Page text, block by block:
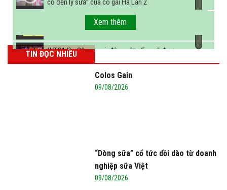
cỏ đến ly sữa” của cô gái Hà Lan 2
FBNC - Ngành sữa hướng tới mục tiêu 3,4 tỷ lít
sữa vào năm 2025
(VTC14) - Sữa ngoại, động vật sống sẽ được
miễn thuế nhập khẩu
Xem thêm
TIN ĐỌC NHIỀU
Colos Gain
09/08/2026
“Dòng sữa” cổ tức dồi dào từ doanh
nghiệp sữa Việt
09/08/2026